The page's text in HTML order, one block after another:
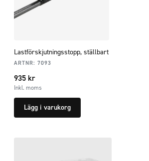
Lastförskjutningsstopp, ställbart
ARTNR: 7093
935 kr
Inkl. moms
Lägg i varukorg